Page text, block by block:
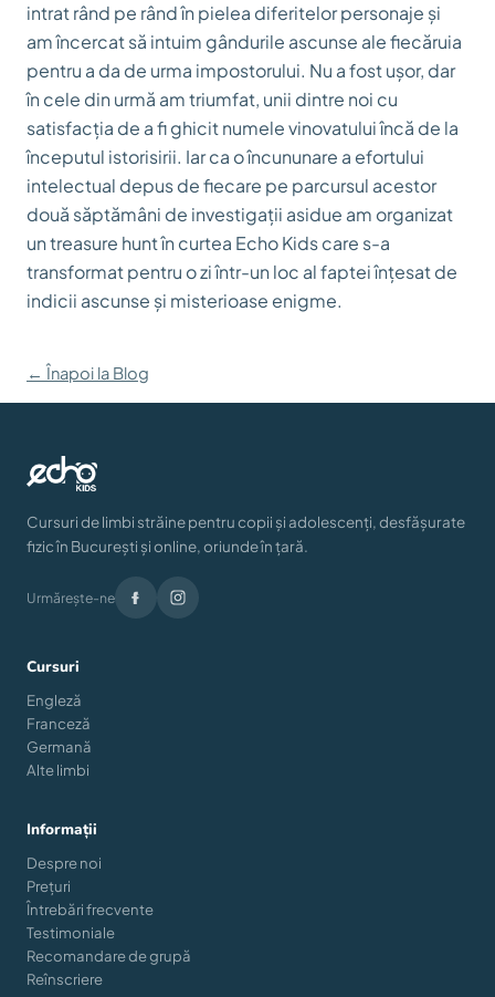
intrat rând pe rând în pielea diferitelor personaje și
am încercat să intuim gândurile ascunse ale fiecăruia
pentru a da de urma impostorului. Nu a fost ușor, dar
în cele din urmă am triumfat, unii dintre noi cu
satisfacția de a fi ghicit numele vinovatului încă de la
începutul istorisirii. Iar ca o încununare a efortului
intelectual depus de fiecare pe parcursul acestor
două săptămâni de investigații asidue am organizat
un treasure hunt în curtea Echo Kids care s-a
transformat pentru o zi într-un loc al faptei înțesat de
indicii ascunse și misterioase enigme.
← Înapoi la Blog
Cursuri de limbi străine pentru copii și adolescenți, desfășurate
fizic în București și online, oriunde în țară.
Urmărește-ne
Cursuri
Engleză
Franceză
Germană
Alte limbi
Informații
Despre noi
Prețuri
Întrebări frecvente
Testimoniale
Recomandare de grupă
Reînscriere